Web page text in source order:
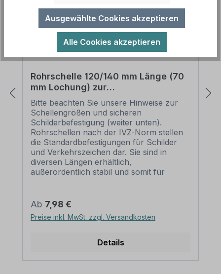
Rohrschelle 120/140 mm Länge (70
mm Lochung) zur
Schilderbefestigung
Bitte beachten Sie unsere Hinweise zur
Schellengrößen und sicheren
Schilderbefestigung (weiter unten).
Rohrschellen nach der IVZ-Norm stellen
die Standardbefestigungen für Schilder
und Verkehrszeichen dar. Sie sind in
diversen Längen erhältlich,
außerordentlich stabil und somit für
eine sichere Befestigung von Schildern mit
einer Höhe über 200 mm werden zwei
Rohrschellen benötigt. Merkmale dieser
Norm: nach IVZ Material: Stahl,
Verschrauben Schellenlänge: ca. 120
Regulärer Preis:
Ab 7,98 €
Preise inkl. MwSt. zzgl. Versandkosten
Details
Ausgewählte Cookies akzeptieren
Alle Cookies akzeptieren